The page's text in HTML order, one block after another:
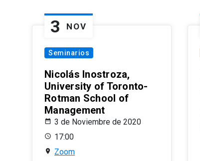
3 NOV
Seminarios
Nicolás Inostroza,
University of Toronto-
Rotman School of
Management
3 de Noviembre de 2020
17:00
Zoom